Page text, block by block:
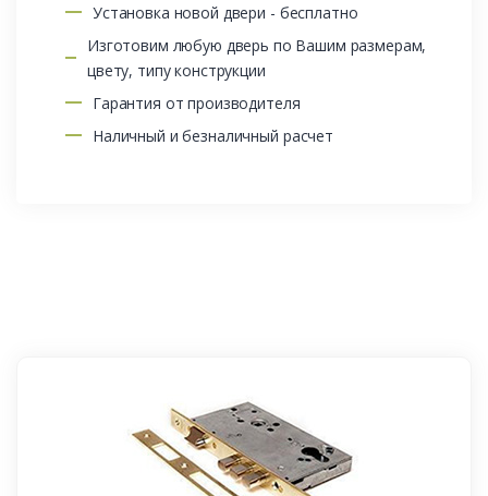
Установка новой двери - бесплатно
Изготовим любую дверь по Вашим размерам,
цвету, типу конструкции
Гарантия от производителя
Наличный и безналичный расчет